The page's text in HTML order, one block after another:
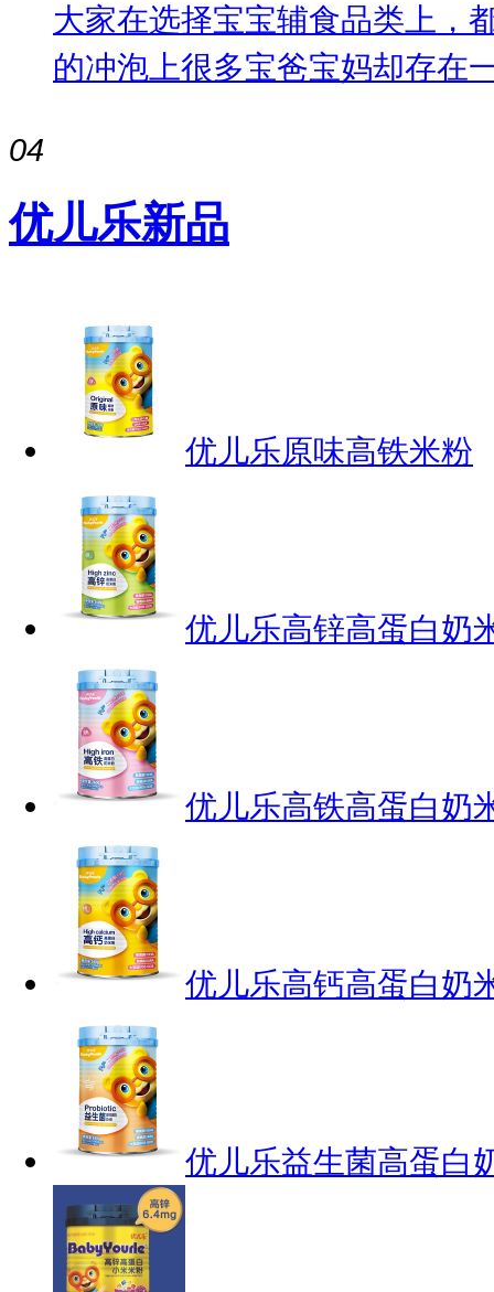
大家在选择宝宝辅食品类上，
的冲泡上很多宝爸宝妈却存在
04
优儿乐新品
优儿乐原味高铁米粉
优儿乐高锌高蛋白奶
优儿乐高铁高蛋白奶
优儿乐高钙高蛋白奶
优儿乐益生菌高蛋白